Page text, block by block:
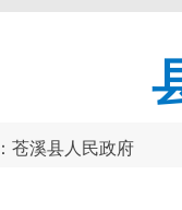
苍溪县人民政府